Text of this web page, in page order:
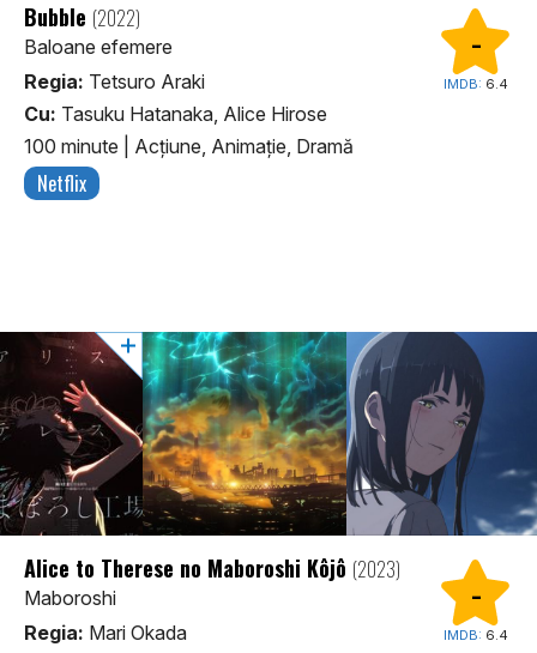
-
IMDB: 6.4
Bubble (2022)
Baloane efemere
Regia: Tetsuro Araki
Cu: Tasuku Hatanaka, Alice Hirose
100 minute
Acţiune, Animaţie, Dramă
Netflix
-
IMDB: 6.4
Alice to Therese no Maboroshi Kôjô (2023)
Maboroshi
Regia: Mari Okada